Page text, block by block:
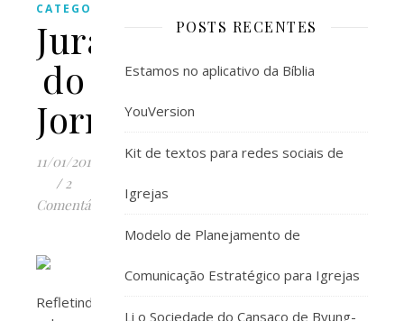
CATEGORIA
Juramento
do
Jornalista
11/01/2012
/ 2
Comentários
Refletindo
POSTS RECENTES
Estamos no aplicativo da Bíblia
YouVersion
Kit de textos para redes sociais de
Igrejas
Modelo de Planejamento de
Comunicação Estratégico para Igrejas
Li o Sociedade do Cansaço de Byung-